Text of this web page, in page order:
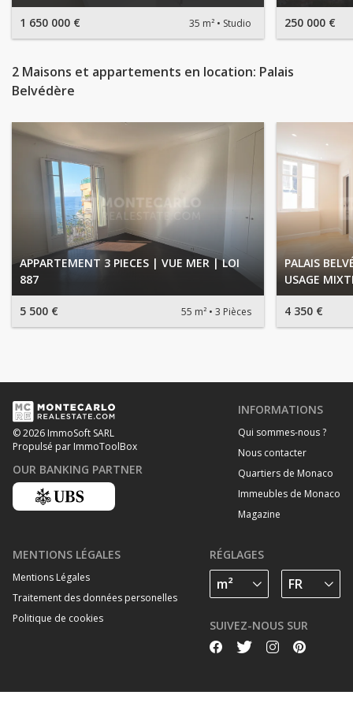
1 650 000 € 35 m² Studio 250 000 €
2 Maisons et appartements en location: Palais
Belvédère
APPARTEMENT 3 PIECES | VUE MER | LOI
887
5 500 € 55 m² 3 Pièces
PALAIS
USAGE
4 350 €
© 2026 ImmoSoft SARL
Propulsé par ImmoToolBox
OUR BANKING PARTNER
INFORMATIONS
Qui sommes-nous ?
Nous contacter
Quartiers de Monaco
Immeubles de Monaco
Magazine
MENTIONS LÉGALES
Mentions Légales
Traitement des données personelles
Politique de cookies
RÉGLAGES
SUIVEZ-NOUS SUR